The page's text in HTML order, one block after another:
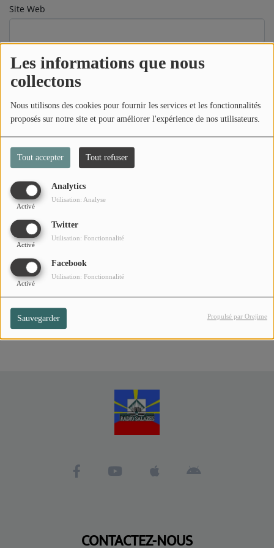
Les informations que nous
collectons
Nous utilisons des cookies pour fournir les services et les fonctionnalités
proposés sur notre site et pour améliorer l'expérience de nos utilisateurs.
Tout accepter Tout refuser
Analytics
Activé
Utilisation: Analyse
Twitter
Activé
Utilisation: Fonctionnalité
Facebook
Activé
Utilisation: Fonctionnalité
Sauvegarder Propulsé par Orejime
Site Web
Sujet*
Message*
CONTACTEZ-NOUS